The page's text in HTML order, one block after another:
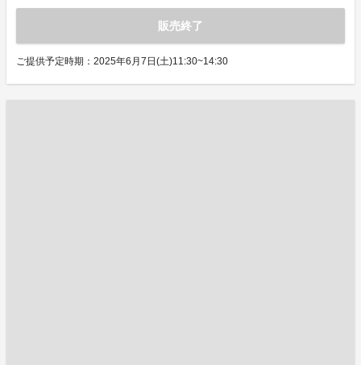
販売終了
ご提供予定時期：2025年6月7日(土)11:30~14:30